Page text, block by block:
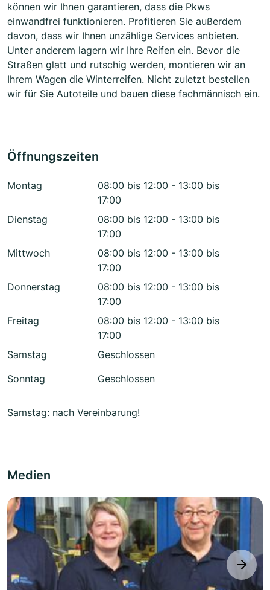
können wir Ihnen garantieren, dass die Pkws
einwandfrei funktionieren. Profitieren Sie außerdem
davon, dass wir Ihnen unzählige Services anbieten.
Unter anderem lagern wir Ihre Reifen ein. Bevor die
Straßen glatt und rutschig werden, montieren wir an
Ihrem Wagen die Winterreifen. Nicht zuletzt bestellen
wir für Sie Autoteile und bauen diese fachmännisch ein.
Öffnungszeiten
Montag
08:00 bis 12:00 - 13:00 bis
17:00
Dienstag
08:00 bis 12:00 - 13:00 bis
17:00
Mittwoch
08:00 bis 12:00 - 13:00 bis
17:00
Donnerstag
08:00 bis 12:00 - 13:00 bis
17:00
Freitag
08:00 bis 12:00 - 13:00 bis
17:00
Samstag
Geschlossen
Sonntag
Geschlossen
Samstag: nach Vereinbarung!
Medien
next